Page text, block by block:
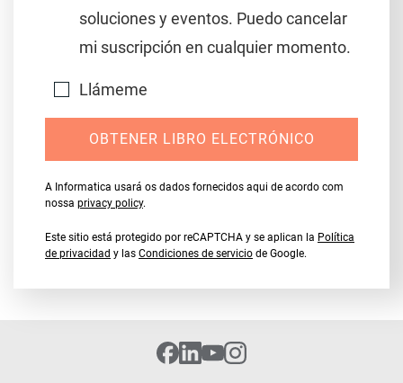
soluciones y eventos. Puedo cancelar
mi suscripción en cualquier momento.
Llámeme
OBTENER LIBRO ELECTRÓNICO
A Informatica usará os dados fornecidos aqui de acordo com
nossa privacy policy.
Este sitio está protegido por reCAPTCHA y se aplican la Política
de privacidad y las Condiciones de servicio de Google.